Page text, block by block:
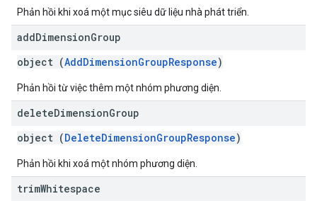
Phản hồi khi xoá một mục siêu dữ liệu nhà phát triển.
addDimensionGroup
object (AddDimensionGroupResponse)
Phản hồi từ việc thêm một nhóm phương diện.
deleteDimensionGroup
object (DeleteDimensionGroupResponse)
Phản hồi khi xoá một nhóm phương diện.
trimWhitespace